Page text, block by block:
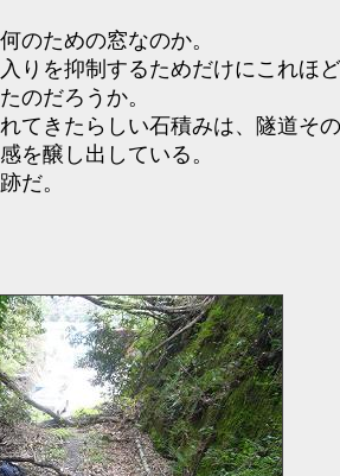
のための窓なのか。
りを抑制するためだけにこれほ
のだろうか。
てきたらしい石積みは、隧道そ
を醸し出している。
だ。